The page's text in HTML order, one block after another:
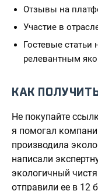
Отзывы на
Участие в
Гостевые статьи
релевантным
КАК
Не покупайте
я помогал
производила
написали
экологичный
отправили ее в 12